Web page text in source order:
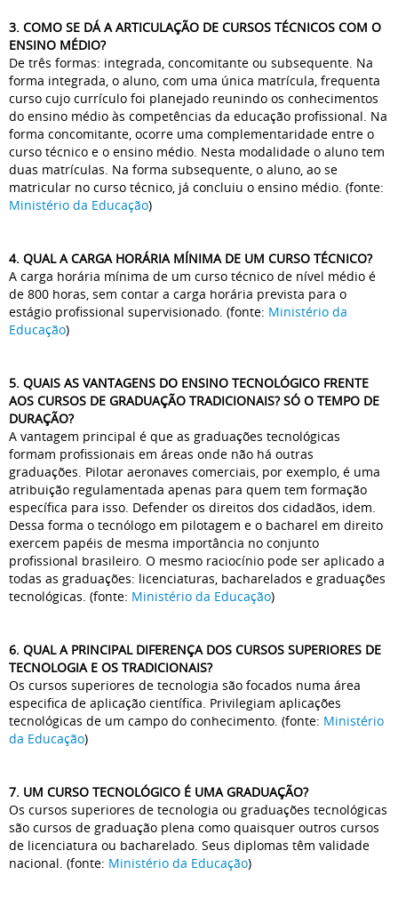
3. COMO SE DÁ A ARTICULAÇÃO DE CURSOS TÉCNICOS COM O
ENSINO MÉDIO?
De três formas: integrada, concomitante ou subsequente. Na
forma integrada, o aluno, com uma única matrícula, frequenta
curso cujo currículo foi planejado reunindo os conhecimentos
do ensino médio às competências da educação profissional. Na
forma concomitante, ocorre uma complementaridade entre o
curso técnico e o ensino médio. Nesta modalidade o aluno tem
duas matrículas. Na forma subsequente, o aluno, ao se
matricular no curso técnico, já concluiu o ensino médio. (fonte:
Ministério da Educação)
4. QUAL A CARGA HORÁRIA MÍNIMA DE UM CURSO TÉCNICO?
A carga horária mínima de um curso técnico de nível médio é
de 800 horas, sem contar a carga horária prevista para o
estágio profissional supervisionado. (fonte: Ministério da
Educação)
5. QUAIS AS VANTAGENS DO ENSINO TECNOLÓGICO FRENTE
AOS CURSOS DE GRADUAÇÃO TRADICIONAIS? SÓ O TEMPO DE
DURAÇÃO?
A vantagem principal é que as graduações tecnológicas
formam profissionais em áreas onde não há outras
graduações. Pilotar aeronaves comerciais, por exemplo, é uma
atribuição regulamentada apenas para quem tem formação
específica para isso. Defender os direitos dos cidadãos, idem.
Dessa forma o tecnólogo em pilotagem e o bacharel em direito
exercem papéis de mesma importância no conjunto
profissional brasileiro. O mesmo raciocínio pode ser aplicado a
todas as graduações: licenciaturas, bacharelados e graduações
tecnológicas. (fonte: Ministério da Educação)
6. QUAL A PRINCIPAL DIFERENÇA DOS CURSOS SUPERIORES DE
TECNOLOGIA E OS TRADICIONAIS?
Os cursos superiores de tecnologia são focados numa área
especifica de aplicação científica. Privilegiam aplicações
tecnológicas de um campo do conhecimento. (fonte: Ministério
da Educação)
7. UM CURSO TECNOLÓGICO É UMA GRADUAÇÃO?
Os cursos superiores de tecnologia ou graduações tecnológicas
são cursos de graduação plena como quaisquer outros cursos
de licenciatura ou bacharelado. Seus diplomas têm validade
nacional. (fonte: Ministério da Educação)